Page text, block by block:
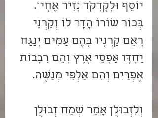
יוֹסֵף וּלְקָדְקֹד נְזִיר אֶחָיו.
בְּכוֹר שׁוֹרוֹ הָדָר לוֹ וְקַרְנֵי
רְאֵם קַרְנָיו בָּהֶם עַמִּים יְנַגַּח
יַחְדָּו אַפְסֵי אָרֶץ וְהֵם רִבְבוֹת
אֶפְרַיִם וְהֵם אַלְפֵי מְנַשֶּׁה.
וְלִזְבוּלֻן אָמַר שְׂמַח זְבוּלֻן